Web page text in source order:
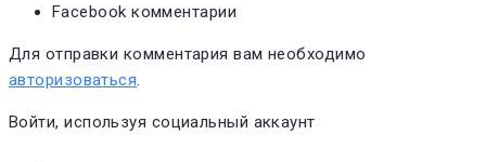
Facebook комментарии
Для отправки комментария вам необходимо
авторизоваться.
Войти, используя социальный аккаунт